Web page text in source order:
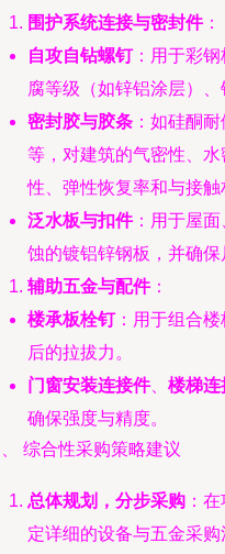
围护系统连接与密封件：
自攻自钻螺钉：用于彩
腐等级（如锌铝涂层）、
密封胶与胶条 ：如硅酮
等，对建筑的气密性、
性、弹性恢复率和与接触
泛水板与扣件：用于屋
蚀的镀铝锌钢板，并确保
辅助五金与配件：
楼承板栓钉：用于组合
后的拉拔力。
门窗安装连接件、 楼梯连
确保强度与精度。
综合性采购策略建议
总体规划，分步采购 ：
定详细的设备与五金采